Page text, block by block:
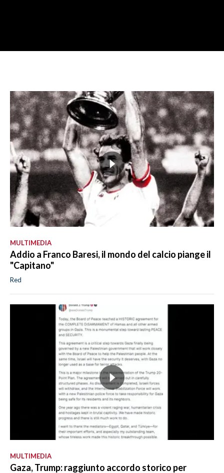
MULTIMEDIA
Addio a Franco Baresi, il mondo del calcio piange il
"Capitano"
Red
MULTIMEDIA
Gaza, Trump: raggiunto accordo storico per